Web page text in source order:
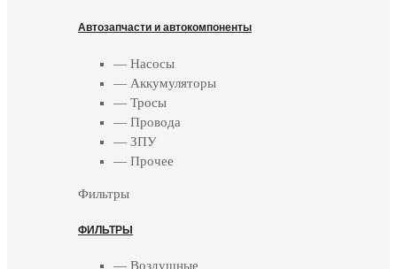
Автозапчасти и автокомпоненты
— Насосы
— Аккумуляторы
— Тросы
— Провода
— ЗПУ
— Прочее
Фильтры
ФИЛЬТРЫ
— Воздушные